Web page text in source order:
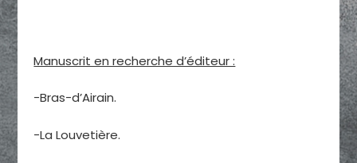
Manuscrit en recherche d’éditeur :
-Bras-d’Airain.
-La Louvetière.